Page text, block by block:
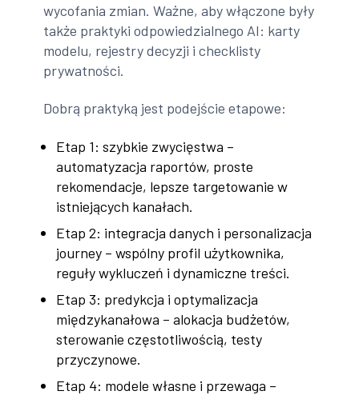
wycofania zmian. Ważne, aby włączone były
także praktyki odpowiedzialnego AI: karty
modelu, rejestry decyzji i checklisty
prywatności.
Dobrą praktyką jest podejście etapowe:
Etap 1: szybkie zwycięstwa –
automatyzacja raportów, proste
rekomendacje, lepsze targetowanie w
istniejących kanałach.
Etap 2: integracja danych i personalizacja
journey – wspólny profil użytkownika,
reguły wykluczeń i dynamiczne treści.
Etap 3: predykcja i optymalizacja
międzykanałowa – alokacja budżetów,
sterowanie częstotliwością, testy
przyczynowe.
Etap 4: modele własne i przewaga –